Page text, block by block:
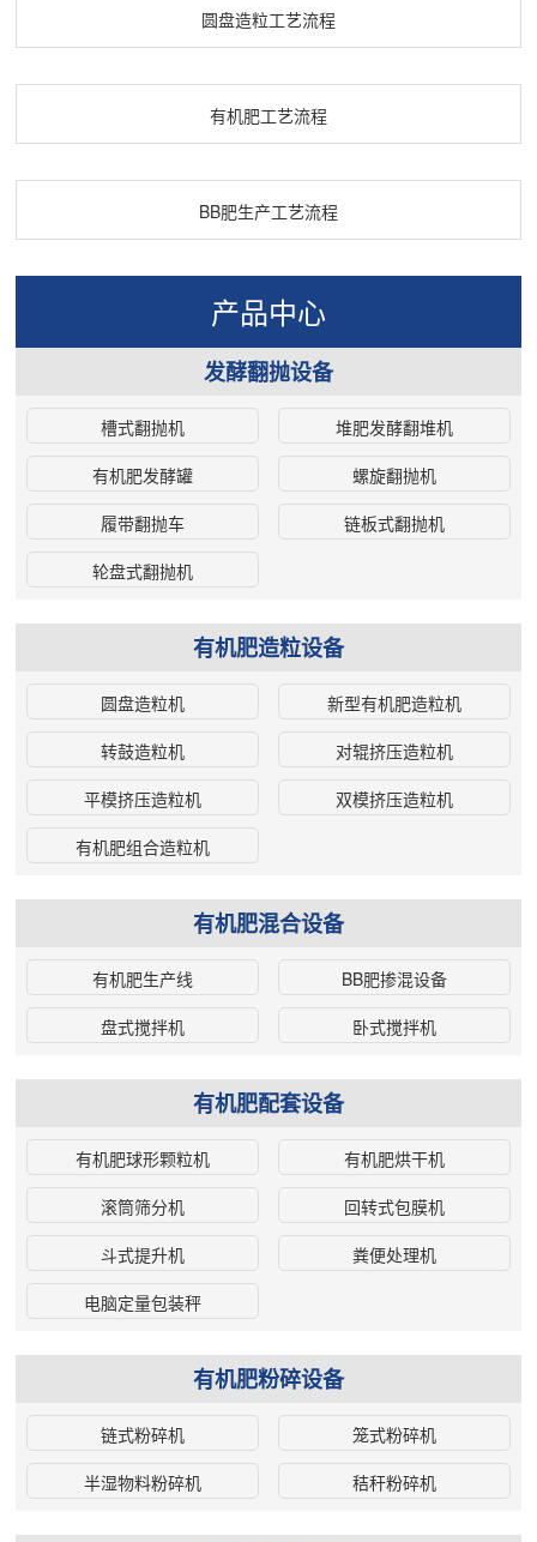
度在80-200目均可 2、物料中不允
皮表面。 3、供料必须满足，宜采
用可调速的螺旋给料机，观察回料
量调整新料的供给量。 高压对辊压
球机技术参数： 型号 压辊直径
（mm） 辊宽（mm） 总压力（t）
线比压力（t/cm） 电机功率（kw）
（mm） 长 宽 高 HYG367-80 367
183 80 5 37 1.0 8 2200 2050 2200
HYG399-80 399 190 80 5 37 1.5
8.2 2800 2100 2230 HYG399-90
399 232 90 5 45 2～2.5 8.3 2810
90 5 45 2～2.5 8.8 2900 2300
5.5 37 3～3.5 9.0 4087 2882 2790
HYG522-150 522 262 150 8 55
3.2～4.8 12.5 4087 2882 2790
～4 14.5 4087 3335 3003
HYG650-200 650 250 200 8 75 4
HYG650-220D 650 310 220 8 95 5
18 4496 3335 3003 HYG650-220
650 200 220 11 130 4～5 18.3
210 230 11 155 5～6.5 24 5200
2963 3174 HYG750-270 750 250
2963 3174 HYG750-300 750 280
300 11 210 6.8～8.5 29.8 5792
机没有设计筛网筛底，百余种物料
从水里捞上来的物料也可以粉碎，
不会因湿料粉碎而堵塞，造成烧坏
电机，影响生产。 3. 半湿物料粉碎
机采用高合金耐磨锤头，锤片采用
锻打制造的，特别的坚固耐磨，比
普通的锤头坚固更耐磨，增加了锤
采用双向调隙技术，锤片如果磨损
了，不需要修复，移动锤片的位置
就可以继续使用。调节锤头与衬板
之间的间隙就可以控制物料的物料
粒度。 5. 半湿物料粉碎机采用高科
作，不仅可靠，而且便于维修。 6.
油，正常的工作下，不需要停机即
BSFS-60 BSFS-90 BSFS-110 产量
(t/h) 1-2 2-4 4-8 10-15 粉碎粒径
22 30 37 45 外型尺寸 长*宽*高
960*560*850 1632*1560*1180
破碎和混合，以保障原料中养分的
的精确控制，牛粪在一定的温度和
湿度下进行发酵，有益微生物迅速
繁殖，使有机物质降解和转化。 4.
过程监测： 设备配备了先进的监控
系统，能够实时监测发酵过程的温
度、湿度等参数，确保发酵质量。
为优质的有机肥料，可以进行包装
和储存，用于农田施用。 设备优
势： 1.精湛工艺： 我们的设备经过
精心设计，充分考虑到牛粪的特
性，能够有效发挥其有机肥料的潜
材料制作，确保其运行的稳定性和
制： 设备配备先进的自动控制系
设备的运行过程中不会产生有害气
体，符合环保要求，同时具有较低
肥生产设备？ 我们拥有丰富的经验
和专业的技术团队，致力于为您提
了牛粪的特性，还结合了**的发酵技
型农户，我们都能为您提供量身定
制的解决方案。 选择我们的设备，
实的一步，为您的农产品质量和农
田健康保驾护航。联系我们，让我
献一份力量。
先协助您采集新鲜牛粪，并进行严
确保初始原料的**纯净。 2.精确混
合与搅拌： 牛粪与其他有机原料精
确混合，以确保养分均匀分布。精
密搅拌激发了发酵潜力。 3.**发
酵： 牛粪混合物进入发酵设备，在
严格控制的温湿度条件下，快速分
的植物营养。 4.自动翻堆与通风：
我们的设备定期自动翻动发酵堆，
确保充分通风，促进发酵，提**率。
5.颗粒化工艺： **，通过颗粒化设
备，将发酵后的有机物质制成均匀
势： 1.**科技： 我们的设备采用**
的卓越品质和极高稳定性。 2.环保
为可持续农业提供坚实基础。 3.产
能升级： 先进的工艺和设备设计有
增加的市场需求。 4.耐用可靠： 我
们的设备经过严格的设计和测试，
圆盘造粒工艺流程
有机肥工艺流程
BB肥生产工艺流程
产品中心
发酵翻抛设备
槽式翻抛机
堆肥发酵翻堆机
有机肥发酵罐
螺旋翻抛机
履带翻抛车
链板式翻抛机
轮盘式翻抛机
有机肥造粒设备
圆盘造粒机
新型有机肥造粒机
转鼓造粒机
对辊挤压造粒机
平模挤压造粒机
双模挤压造粒机
有机肥组合造粒机
有机肥混合设备
有机肥生产线
BB肥掺混设备
盘式搅拌机
卧式搅拌机
有机肥配套设备
有机肥球形颗粒机
有机肥烘干机
滚筒筛分机
回转式包膜机
斗式提升机
粪便处理机
电脑定量包装秤
有机肥粉碎设备
链式粉碎机
笼式粉碎机
半湿物料粉碎机
秸秆粉碎机